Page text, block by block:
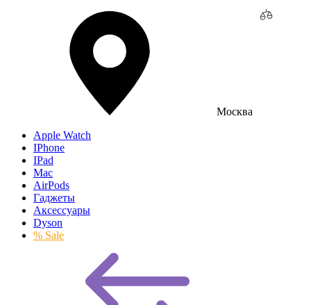
Москва
Apple Watch
IPhone
IPad
Mac
AirPods
Гаджеты
Аксессуары
Dyson
% Sale